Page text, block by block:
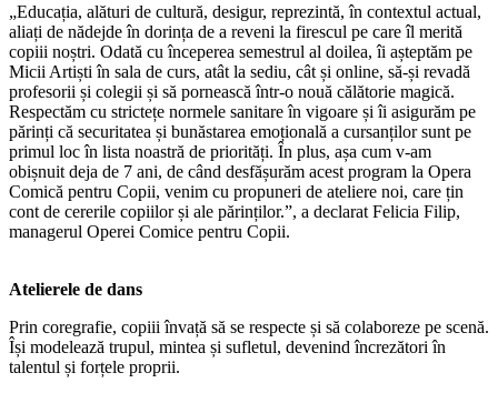
„Educația, alături de cultură, desigur, reprezintă, în contextul actual,
aliați de nădejde în dorința de a reveni la firescul pe care îl merită
copiii noștri. Odată cu începerea semestrul al doilea, îi așteptăm pe
Micii Artiști în sala de curs, atât la sediu, cât și online, să-și revadă
profesorii și colegii și să pornească într-o nouă călătorie magică.
Respectăm cu strictețe normele sanitare în vigoare și îi asigurăm pe
părinți că securitatea și bunăstarea emoțională a cursanților sunt pe
primul loc în lista noastră de priorități. În plus, așa cum v-am
obișnuit deja de 7 ani, de când desfășurăm acest program la Opera
Comică pentru Copii, venim cu propuneri de ateliere noi, care țin
cont de cererile copiilor și ale părinților.”, a declarat Felicia Filip,
managerul Operei Comice pentru Copii.
Atelierele de dans
Prin coregrafie, copiii învață să se respecte și să colaboreze pe scenă.
Își modelează trupul, mintea și sufletul, devenind încrezători în
talentul și forțele proprii.